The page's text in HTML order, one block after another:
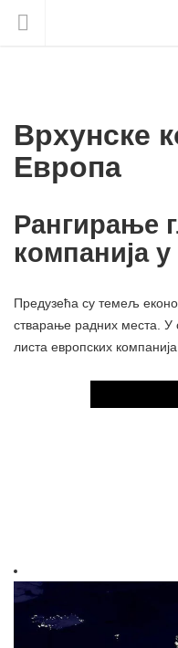
Врхунске
Европа
Рангирање
компанија
Предузећа су темељ
стварање радних места.
листа европских компанија.